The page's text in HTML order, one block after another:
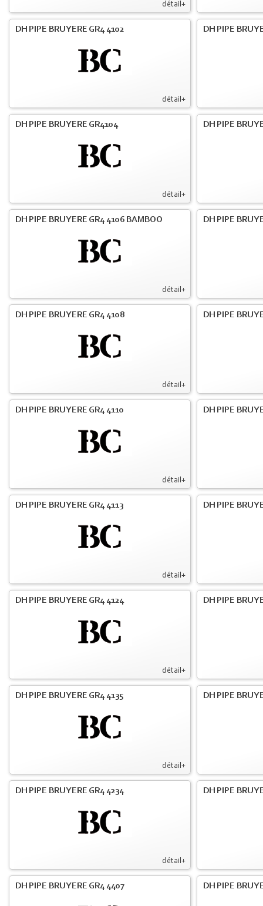
détail+
détail+
DH PIPE BRUYERE GR4 4102 DH PIPE
détail+
DH PIPE BRUYERE GR4104 DH PIPE
détail+
DH PIPE BRUYERE GR4 4106 BAMBOO DH PIPE
détail+
DH PIPE BRUYERE GR4 4108 DH PIPE
détail+
DH PIPE BRUYERE GR4 4110 DH PIPE
détail+
DH PIPE BRUYERE GR4 4113 DH PIPE
détail+
DH PIPE BRUYERE GR4 4124 DH PIPE
détail+
DH PIPE BRUYERE GR4 4135 DH PIPE
détail+
DH PIPE BRUYERE GR4 4234 DH PIPE
DH PIPE BRUYERE GR4 4407 DH PIPE